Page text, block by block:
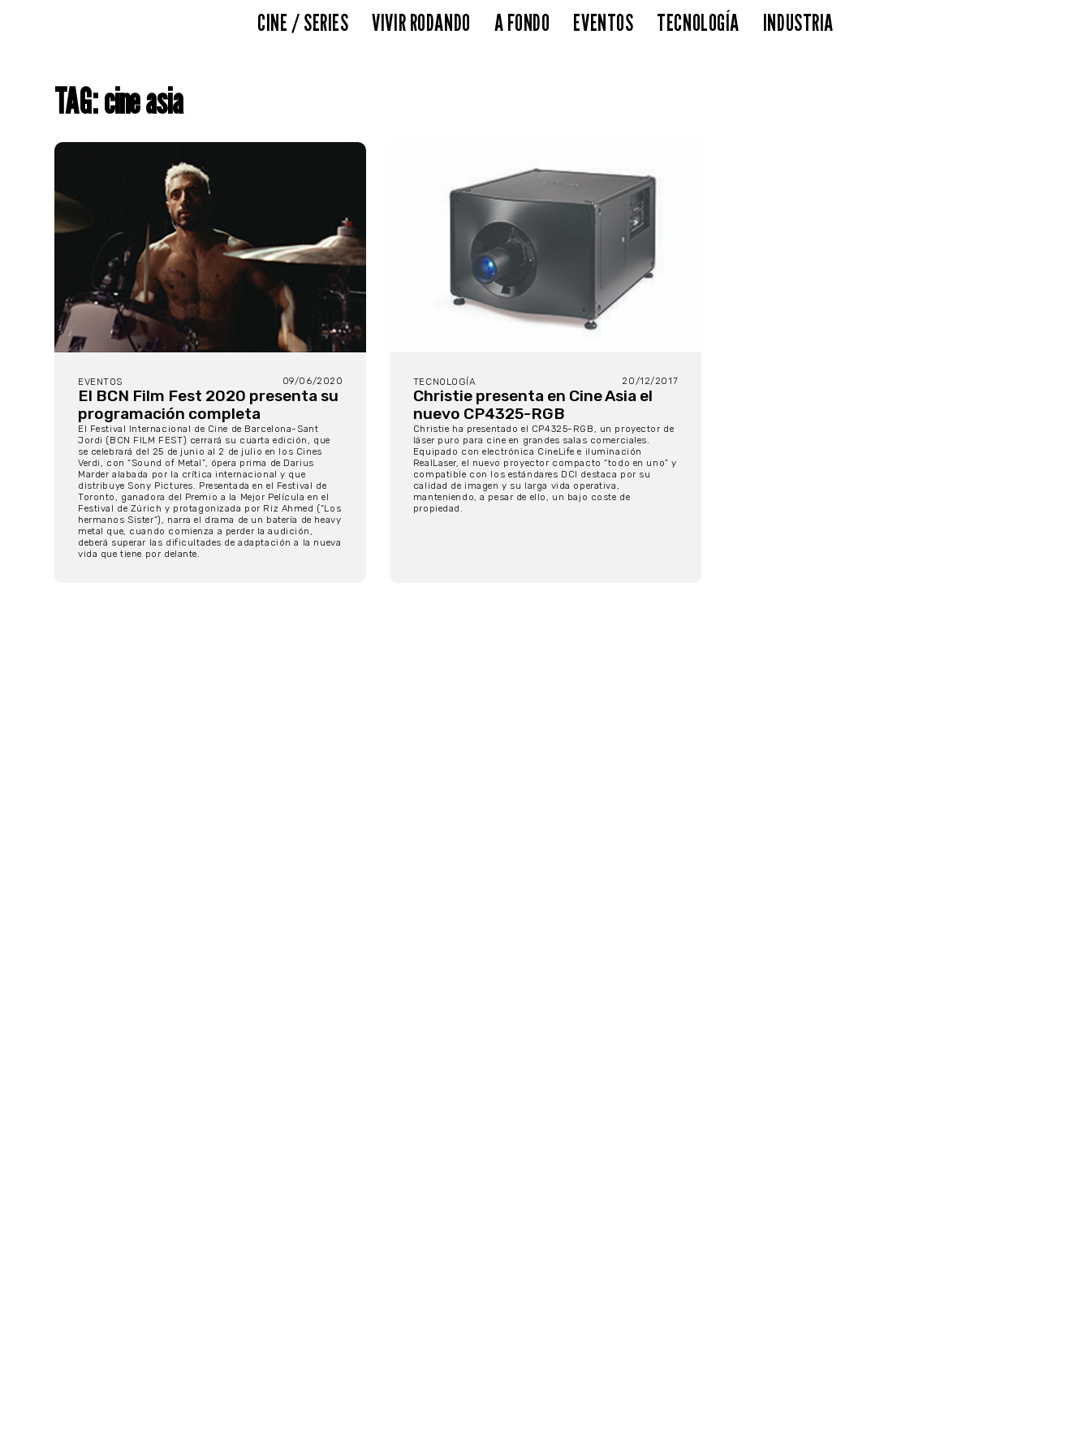
CINE / SERIES VIVIR RODANDO A FONDO EVENTOS TECNOLOGÍA INDUSTRIA
TAG: cine asia
EVENTOS 09/06/2020
El BCN Film Fest 2020 presenta su
programación completa
El Festival Internacional de Cine de Barcelona-Sant
Jordi (BCN FILM FEST) cerrará su cuarta edición, que
se celebrará del 25 de junio al 2 de julio en los Cines
Verdi, con “Sound of Metal”, ópera prima de Darius
Marder alabada por la crítica internacional y que
distribuye Sony Pictures. Presentada en el Festival de
Toronto, ganadora del Premio a la Mejor Película en el
Festival de Zúrich y protagonizada por Riz Ahmed (“Los
hermanos Sister”), narra el drama de un batería de heavy
metal que, cuando comienza a perder la audición,
deberá superar las dificultades de adaptación a la nueva
vida que tiene por delante.
TECNOLOGÍA 20/12/2017
Christie presenta en Cine Asia el
nuevo CP4325-RGB
Christie ha presentado el CP4325-RGB, un proyector de
láser puro para cine en grandes salas comerciales.
Equipado con electrónica CineLife e iluminación
RealLaser, el nuevo proyector compacto “todo en uno” y
compatible con los estándares DCI destaca por su
calidad de imagen y su larga vida operativa,
manteniendo, a pesar de ello, un bajo coste de
propiedad.